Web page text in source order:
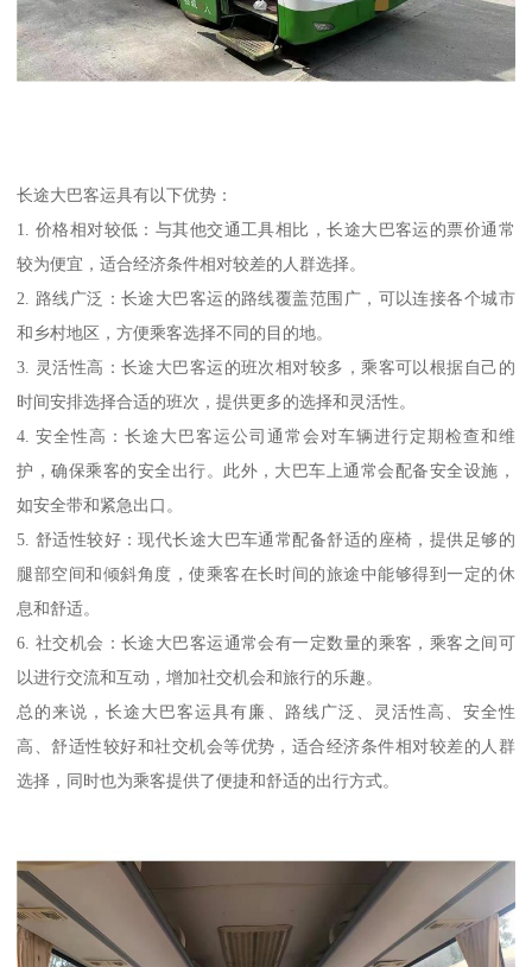
长途大巴客运具有以下优势：
1. 价格相对较低：与其他交通工具相比，长途大巴客运的票价通常
较为便宜，适合经济条件相对较差的人群选择。
2. 路线广泛：长途大巴客运的路线覆盖范围广，可以连接各个城市
和乡村地区，方便乘客选择不同的目的地。
3. 灵活性高：长途大巴客运的班次相对较多，乘客可以根据自己的
时间安排选择合适的班次，提供更多的选择和灵活性。
4. 安全性高：长途大巴客运公司通常会对车辆进行定期检查和维
护，确保乘客的安全出行。此外，大巴车上通常会配备安全设施，
如安全带和紧急出口。
5. 舒适性较好：现代长途大巴车通常配备舒适的座椅，提供足够的
腿部空间和倾斜角度，使乘客在长时间的旅途中能够得到一定的休
息和舒适。
6. 社交机会：长途大巴客运通常会有一定数量的乘客，乘客之间可
以进行交流和互动，增加社交机会和旅行的乐趣。
总的来说，长途大巴客运具有廉、路线广泛、灵活性高、安全性
高、舒适性较好和社交机会等优势，适合经济条件相对较差的人群
选择，同时也为乘客提供了便捷和舒适的出行方式。